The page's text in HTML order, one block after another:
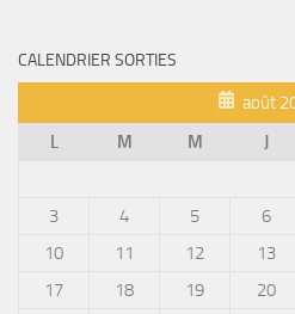
CALENDRIER SORTIES
août
L
M M J
3
4 5 6
10
11 12 13
17
18 19 20